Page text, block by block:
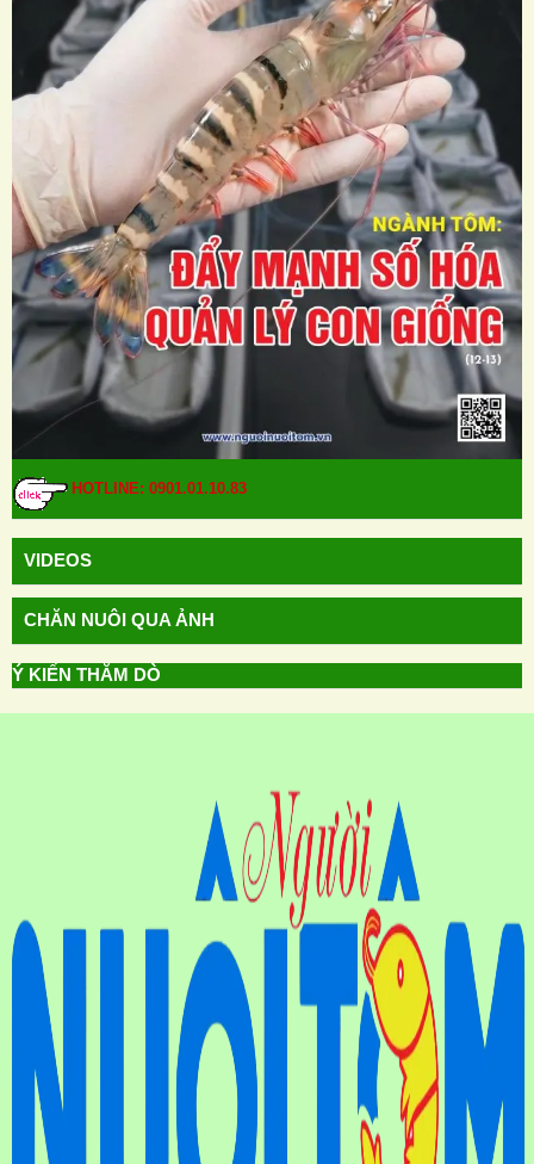
HOTLINE: 0901.01.10.83
VIDEOS
CHĂN NUÔI QUA ẢNH
Ý KIẾN THĂM DÒ